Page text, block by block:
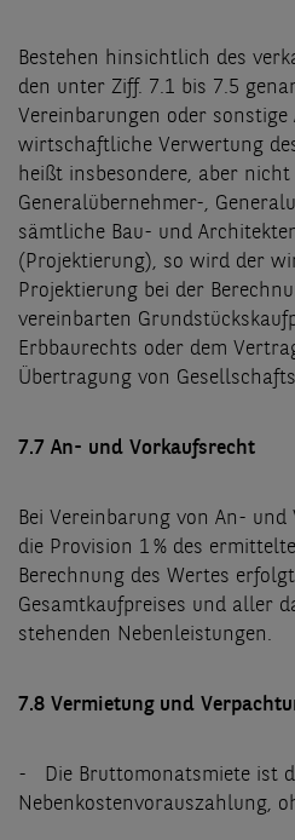
Bestehen hinsichtlich des
den unter Ziff. 7.1 bis 7.5
Vereinbarungen oder sonstige
wirtschaftliche Verwertung
heißt insbesondere, aber nicht
Generalübernehmer-,
sämtliche Bau- und
(Projektierung), so wird der
Projektierung bei der
vereinbarten
Erbbaurechts oder dem
Übertragung von
7.7 An- und Vorkaufsrecht
Bei Vereinbarung von An-
die Provision 1 % des
Berechnung des Wertes
Gesamtkaufpreises und aller
stehenden Nebenleistungen.
7.8 Vermietung und
- Die Bruttomonatsmiete ist
Nebenkostenvorauszahlung,